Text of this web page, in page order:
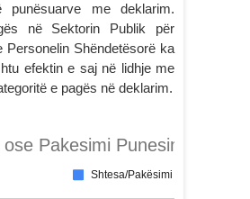
me deklarim.
në Sektorin Publik për
Personelin Shëndetësorë ka
efektin e saj në lidhje me
e pagës në deklarim.